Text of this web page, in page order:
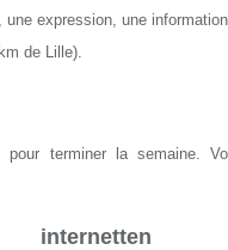
expression, une
de Lille).
pour terminer la semaine.
internetten